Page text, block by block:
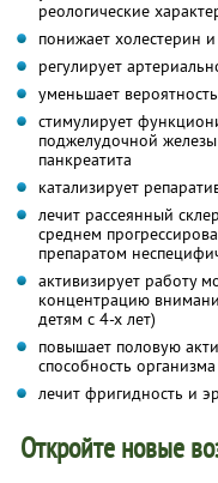
реологические
понижает холестерин
регулирует
уменьшает
стимулирует
поджелудочной
панкреатита
катализирует
лечит рассеянный
среднем
препаратом
активизирует работу
концентрацию
детям с 4-х лет)
повышает половую
способность организма
лечит фригидность и
Откройте новые